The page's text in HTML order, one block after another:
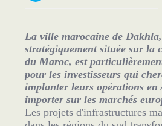
La ville marocaine de Dakhla,
stratégiquement située sur la
du Maroc, est
pour les investisseurs qui
implanter leurs opérations en
importer sur les marchés
Les projets d'infrastructures